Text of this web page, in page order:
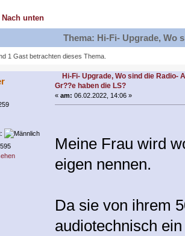
Nach unten
Thema: Hi-Fi- Upgrade, Wo
6418 mal)
1 Gast betrachten dieses Thema.
Hi-Fi- Upgrade, Wo sind die Radio-
Gr??e haben die LS?
«am: 06.02.2022, 14:06 »
Meine Frau wird
eigen nennen.
Da sie von ihrem
audiotechnisch